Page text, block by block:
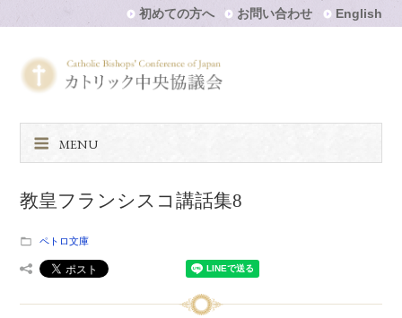
初めての方へ お問い合わせ English
MENU
教皇フランシスコ講話集8
ペトロ文庫